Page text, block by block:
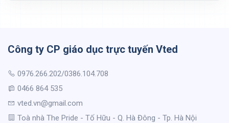
Công ty CP giáo dục trực tuyến Vted
0976.266.202/0386.104.708
0466 864 535
vted.vn@gmail.com
Toà nhà The Pride - Tố Hữu - Q. Hà Đông - Tp. Hà Nội